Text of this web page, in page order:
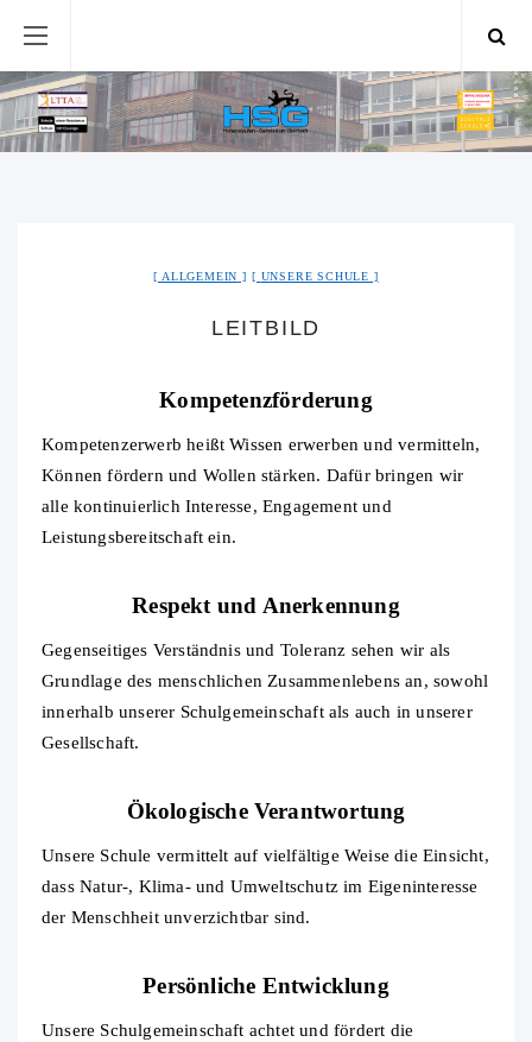
ALLGEMEIN UNSERE SCHULE
LEITBILD
Kompetenzförderung
Kompetenzerwerb heißt Wissen erwerben und vermitteln,
Können fördern und Wollen stärken. Dafür bringen wir
alle kontinuierlich Interesse, Engagement und
Leistungsbereitschaft ein.
Respekt und Anerkennung
Gegenseitiges Verständnis und Toleranz sehen wir als
Grundlage des menschlichen Zusammenlebens an, sowohl
innerhalb unserer Schulgemeinschaft als auch in unserer
Gesellschaft.
Ökologische Verantwortung
Unsere Schule vermittelt auf vielfältige Weise die Einsicht,
dass Natur-, Klima- und Umweltschutz im Eigeninteresse
der Menschheit unverzichtbar sind.
Persönliche Entwicklung
Unsere Schulgemeinschaft achtet und fördert die